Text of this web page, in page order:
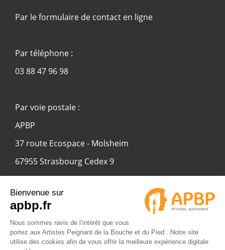
Par le formulaire de contact en ligne
Par téléphone :
03 88 47 96 98
Par voie postale :
APBP
37 route Ecospace - Molsheim
67955 Strasbourg Cedex 9